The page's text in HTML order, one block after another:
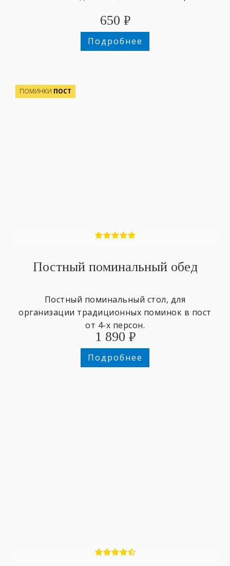
650 ₽
Подробнее
ПОМИНКИ ПОСТ
Постный поминальный обед
Постный поминальный стол, для
организации традиционных поминок в пост
от 4-х персон.
1 890 ₽
Подробнее